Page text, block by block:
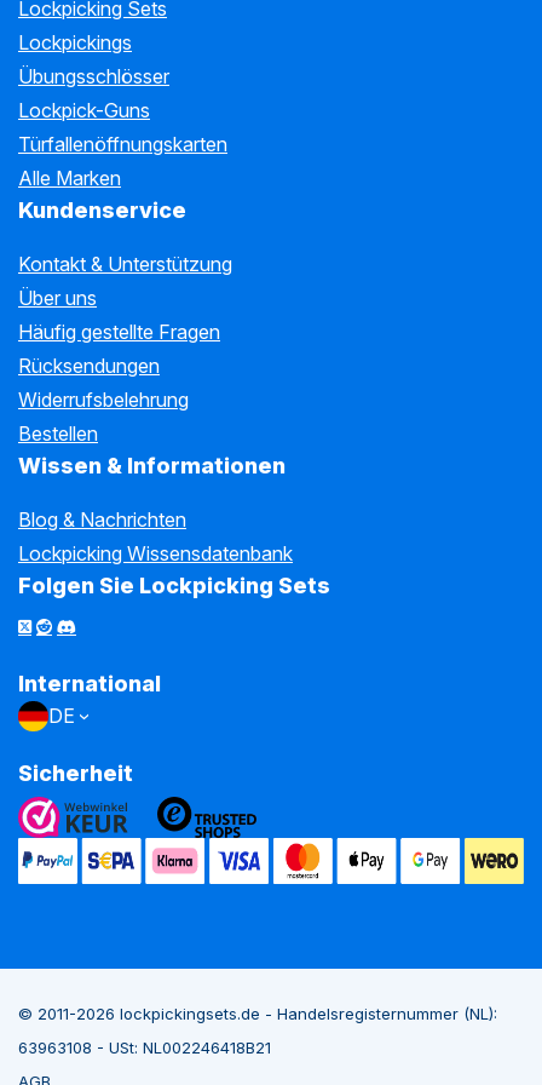
Lockpicking Sets
Lockpickings
Übungsschlösser
Lockpick-Guns
Türfallenöffnungskarten
Alle Marken
Kundenservice
Kontakt & Unterstützung
Über uns
Häufig gestellte Fragen
Rücksendungen
Widerrufsbelehrung
Bestellen
Wissen & Informationen
Blog & Nachrichten
Lockpicking Wissensdatenbank
Folgen Sie Lockpicking Sets
International
DE
Sicherheit
© 2011-2026 lockpickingsets.de - Handelsregisternummer (NL):
63963108 - USt: NL002246418B21